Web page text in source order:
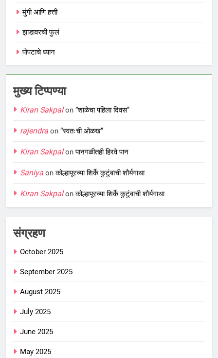
मुंगी आणि हत्ती
झाडावरची फुलं
पोपटाचे ध्यान
मुख्य टिप्पण्या
Kiran Sakpalon “शाळेचा पहिला दिवस”
rajendra on “स्वतःची ओळख”
Kiran Sakpalonपानगळीतही हिरवे पान
Saniya onकोल्हापूरच्या शिर्के कुटुंबाची शौर्यगाथा
Kiran Sakpalonकोल्हापूरच्या शिर्के कुटुंबाची शौर्यगाथा
संग्रहण
October 2025
September 2025
August 2025
July 2025
June 2025
May 2025